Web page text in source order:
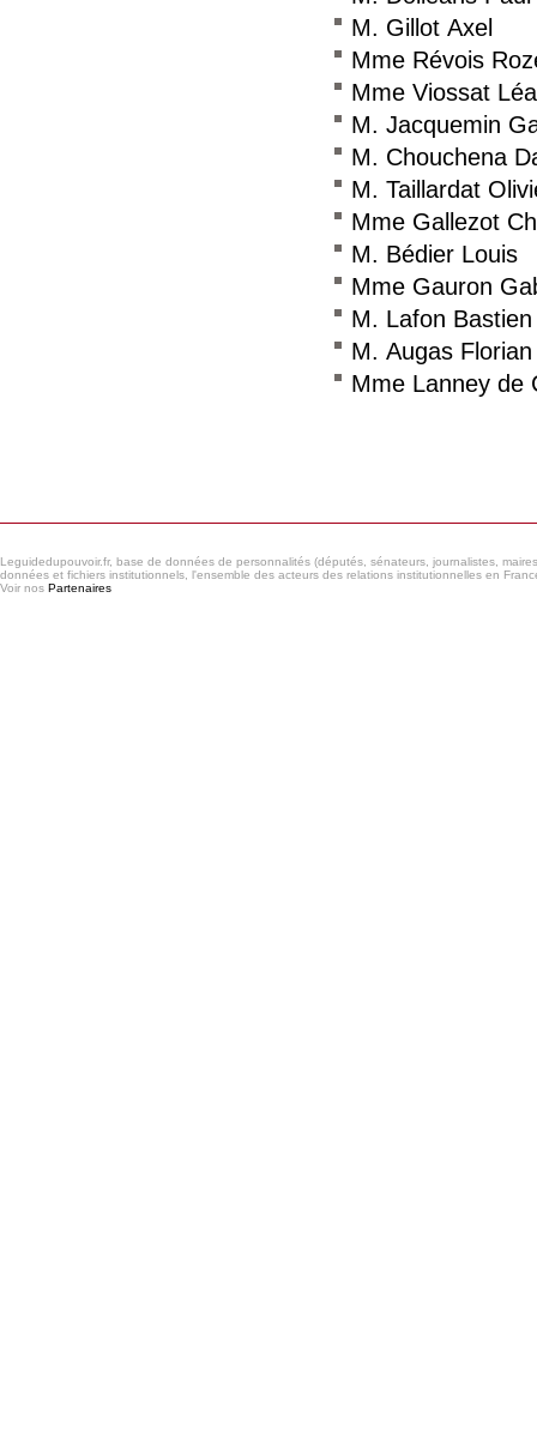
M. Gillot Axel
Mme Révois
Mme Viossat Léa
M. Jacquemin
M. Chouchena
M. Taillardat
Mme Gallezot
M. Bédier Louis
Mme Gauron
M. Lafon Bastien
M. Augas Florian
Mme Lanney de
Leguidedupouvoir.fr, base de données de personnalités (députés, sénateurs, journalistes,
données et fichiers institutionnels, l'ensemble des acteurs des relations institutionnelles en
Voir nos Partenaires